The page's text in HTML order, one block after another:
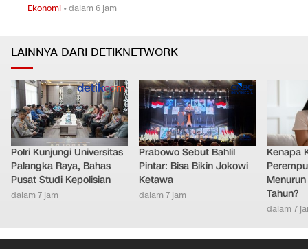
Ekonomi •dalam 6 jam
LAINNYA DARI DETIKNETWORK
Polri Kunjungi Universitas
Palangka Raya, Bahas
Pusat Studi Kepolisian
dalam 7 jam
Prabowo Sebut Bahlil
Pintar: Bisa Bikin Jokowi
Ketawa
dalam 7 jam
Kenapa
Tahun?
dalam 7